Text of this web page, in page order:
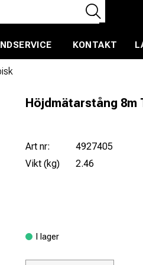
KONTAKT
Höjdmätarstång 8m
Art nr:
4927405
Vikt (kg)
2.46
I lager